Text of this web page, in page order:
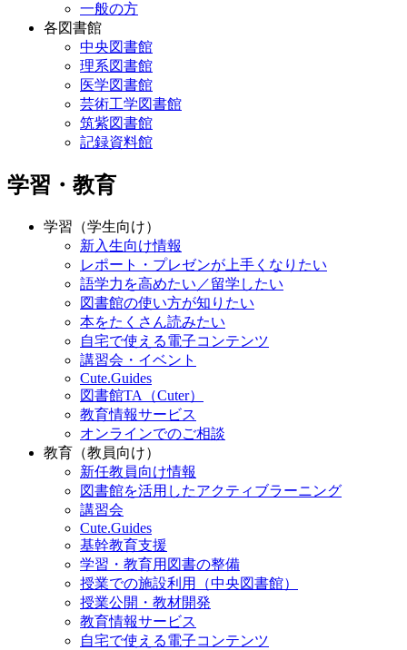
一般の方
各図書館
中央図書館
理系図書館
医学図書館
芸術工学図書館
筑紫図書館
記録資料館
学習・教育
学習（学生向け）
新入生向け情報
レポート・プレゼンが上手くなりたい
語学力を高めたい／留学したい
図書館の使い方が知りたい
本をたくさん読みたい
自宅で使える電子コンテンツ
講習会・イベント
Cute.Guides
図書館TA（Cuter）
教育情報サービス
オンラインでのご相談
教育（教員向け）
新任教員向け情報
図書館を活用したアクティブラーニング
講習会
Cute.Guides
基幹教育支援
学習・教育用図書の整備
授業での施設利用（中央図書館）
授業公開・教材開発
教育情報サービス
自宅で使える電子コンテンツ